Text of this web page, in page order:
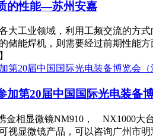
的性能—苏州安嘉
大工业领域，利用工频交流的方
储能焊机，则需要经过前期性能
】
加第20届中国国际光电装备
金相显微镜NM910， NX1000大
视显微镜产品，可以咨询广州市